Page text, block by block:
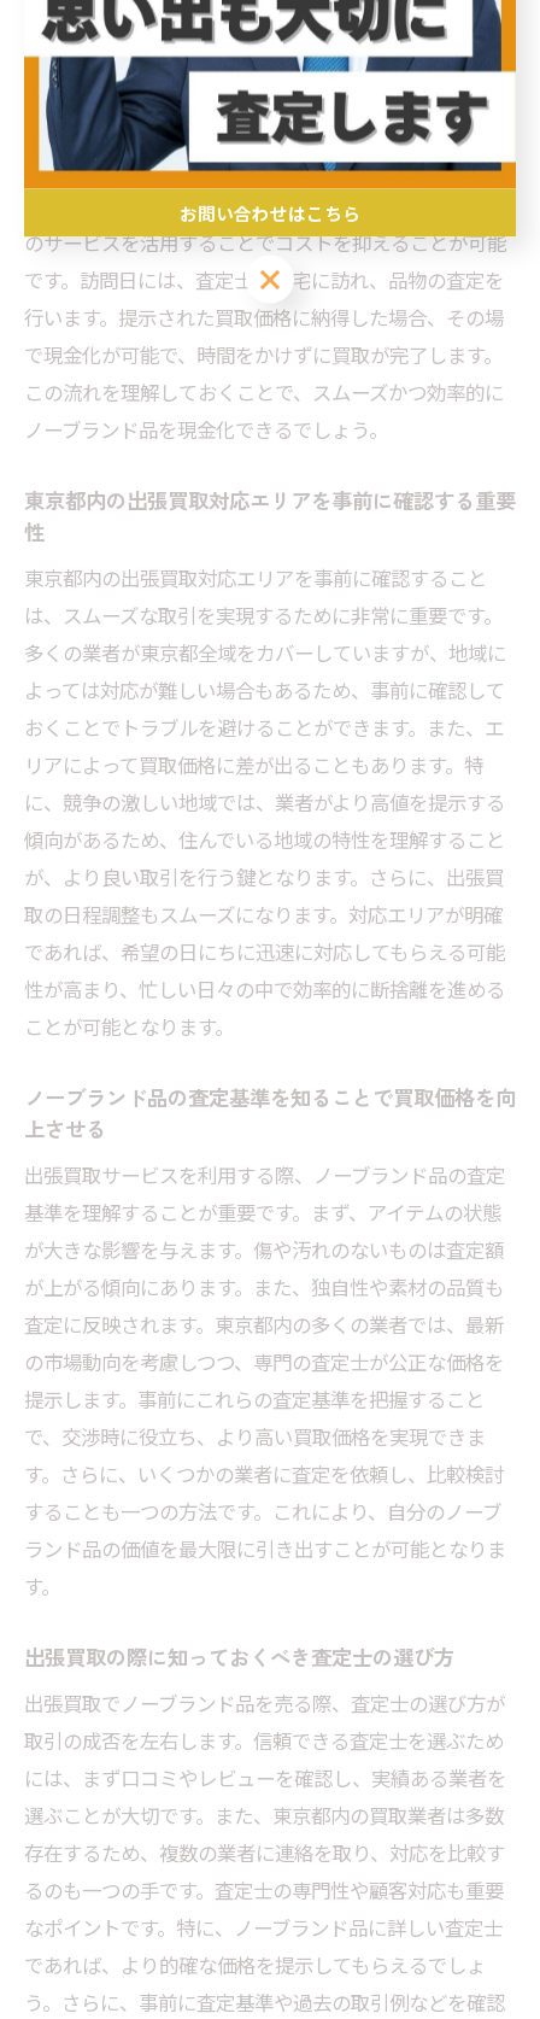
出張買取の流れをしっかり把握することは、ノーブラン
ド品を上手に売るための第一歩です。まず、買取を希望
する品物を整理し、その状態や価値をできる限り把握し
ておきましょう。出張買取業者を選ぶ際には、インター
ネットや口コミで信頼性の高い業者を見つけることが重
要です。東京都内では、出張費が無料の業者が多く、こ
のサービスを活用することでコストを抑えることが可能
です。訪問日には、査定士が自宅に訪れ、品物の査定を
行います。提示された買取価格に納得した場合、その場
で現金化が可能で、時間をかけずに買取が完了します。
この流れを理解しておくことで、スムーズかつ効率的に
ノーブランド品を現金化できるでしょう。
東京都内の出張買取対応エリアを事前に確認する重要
性
東京都内の出張買取対応エリアを事前に確認すること
は、スムーズな取引を実現するために非常に重要です。
多くの業者が東京都全域をカバーしていますが、地域に
よっては対応が難しい場合もあるため、事前に確認して
おくことでトラブルを避けることができます。また、エ
リアによって買取価格に差が出ることもあります。特
に、競争の激しい地域では、業者がより高値を提示する
傾向があるため、住んでいる地域の特性を理解すること
が、より良い取引を行う鍵となります。さらに、出張買
取の日程調整もスムーズになります。対応エリアが明確
であれば、希望の日にちに迅速に対応してもらえる可能
性が高まり、忙しい日々の中で効率的に断捨離を進める
ことが可能となります。
ノーブランド品の査定基準を知ることで買取価格を向
上させる
出張買取サービスを利用する際、ノーブランド品の査定
基準を理解することが重要です。まず、アイテムの状態
が大きな影響を与えます。傷や汚れのないものは査定額
が上がる傾向にあります。また、独自性や素材の品質も
査定に反映されます。東京都内の多くの業者では、最新
の市場動向を考慮しつつ、専門の査定士が公正な価格を
提示します。事前にこれらの査定基準を把握すること
で、交渉時に役立ち、より高い買取価格を実現できま
す。さらに、いくつかの業者に査定を依頼し、比較検討
することも一つの方法です。これにより、自分のノーブ
ランド品の価値を最大限に引き出すことが可能となりま
す。
出張買取の際に知っておくべき査定士の選び方
出張買取でノーブランド品を売る際、査定士の選び方が
取引の成否を左右します。信頼できる査定士を選ぶため
には、まず口コミやレビューを確認し、実績ある業者を
選ぶことが大切です。また、東京都内の買取業者は多数
存在するため、複数の業者に連絡を取り、対応を比較す
るのも一つの手です。査定士の専門性や顧客対応も重要
なポイントです。特に、ノーブランド品に詳しい査定士
であれば、より的確な価格を提示してもらえるでしょ
う。さらに、事前に査定基準や過去の取引例などを確認
お問い合わせはこちら
お問い合わせはこちら